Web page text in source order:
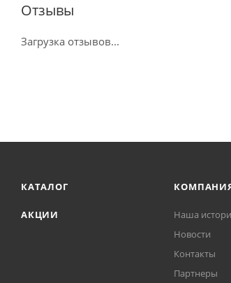
Отзывы
Загрузка отзывов...
КАТАЛОГ
АКЦИИ
Наша
Новости
Контакты
Партнеры